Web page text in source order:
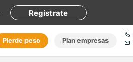
Regístrate
Pierde peso Plan empresas